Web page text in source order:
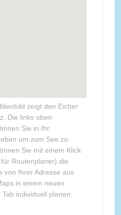
zeigt den Eicher
Die links oben
Sie in Ihr
um zum See zu
Sie mit einem Klick
Routenplaner) die
von Ihrer Adresse aus
in einem neuen
individuell planen.